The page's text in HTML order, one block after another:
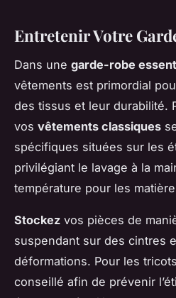
Entretenir Votre
Dans une garde-robe
vêtements est primordial
des tissus et leur durabilité.
vos vêtements classiques
spécifiques situées sur les
privilégiant le lavage à la
température pour les
Stockez vos pièces de
suspendant sur des cintres
déformations. Pour les
conseillé afin de prévenir